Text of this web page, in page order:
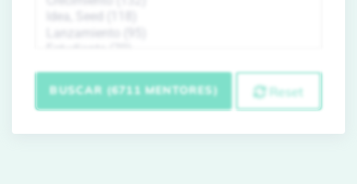
BUSCAR (6711 MENTORES) Reset